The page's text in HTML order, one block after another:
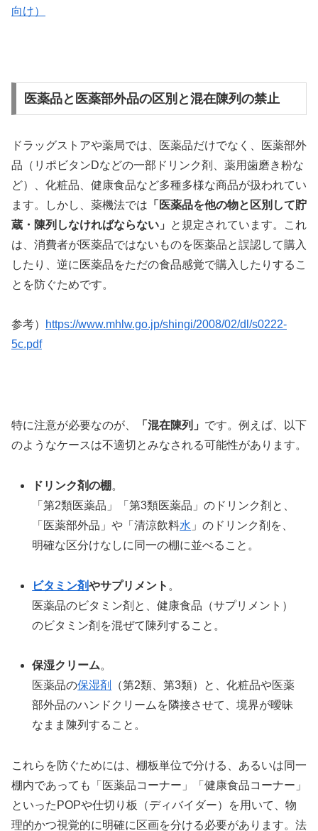
向け）
医薬品と医薬部外品の区別と混在陳列の禁止
ドラッグストアや薬局では、医薬品だけでなく、医薬部外
品（リポビタンDなどの一部ドリンク剤、薬用歯磨き粉な
ど）、化粧品、健康食品など多種多様な商品が扱われてい
ます。しかし、薬機法では 「医薬品を他の物と区別して貯
蔵・陳列しなければならない」
と規定されています。これ
は、消費者が医薬品ではないものを医薬品と誤認して購入
したり、逆に医薬品をただの食品感覚で購入したりするこ
とを防ぐためです。
参考）
https://www.mhlw.go.jp/shingi/2008/02/dl/s0222-
5c.pdf
特に注意が必要なのが、 「混在陳列」 です。例えば、以下
のようなケースは不適切とみなされる可能性があります。
ドリンク剤の棚 。
「第2類医薬品」「第3類医薬品」のドリンク剤と、
「医薬部外品」や「清涼飲料水 」のドリンク剤を、
明確な区分けなしに同一の棚に並べること。
ビタミン剤やサプリメント 。
医薬品のビタミン剤と、健康食品（サプリメント）
のビタミン剤を混ぜて陳列すること。
保湿クリーム。
医薬品の保湿剤
（第2類、第3類）と、化粧品や医薬
部外品のハンドクリームを隣接させて、境界が曖昧
なまま陳列すること。
これらを防ぐためには、棚板単位で分ける、あるいは同一
棚内であっても「医薬品コーナー」「健康食品コーナー」
といったPOPや仕切り板（ディバイダー）を用いて、物
理的かつ視覚的に明確に区画を分ける必要があります。法